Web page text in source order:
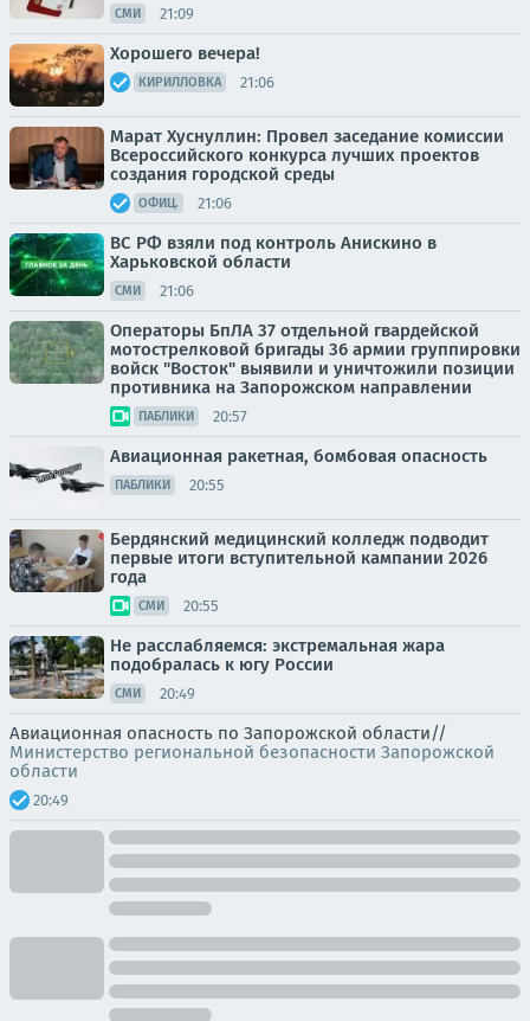
СМИ 21:09
Хорошего вечера!
КИРИЛЛОВКА 21:06
Марат Хуснуллин: Провел заседание комиссии
Всероссийского конкурса лучших проектов
создания городской среды
ОФИЦ. 21:06
ВС РФ взяли под контроль Анискино в
Харьковской области
СМИ 21:06
Операторы БпЛА 37 отдельной гвардейской
мотострелковой бригады 36 армии группировки
войск "Восток" выявили и уничтожили позиции
противника на Запорожском направлении
ПАБЛИКИ 20:57
Авиационная ракетная, бомбовая опасность
ПАБЛИКИ 20:55
Бердянский медицинский колледж подводит
первые итоги вступительной кампании 2026
года
СМИ 20:55
Не расслабляемся: экстремальная жара
подобралась к югу России
СМИ 20:49
Авиационная опасность по Запорожской области//
Министерство региональной безопасности Запорожской
области
20:49